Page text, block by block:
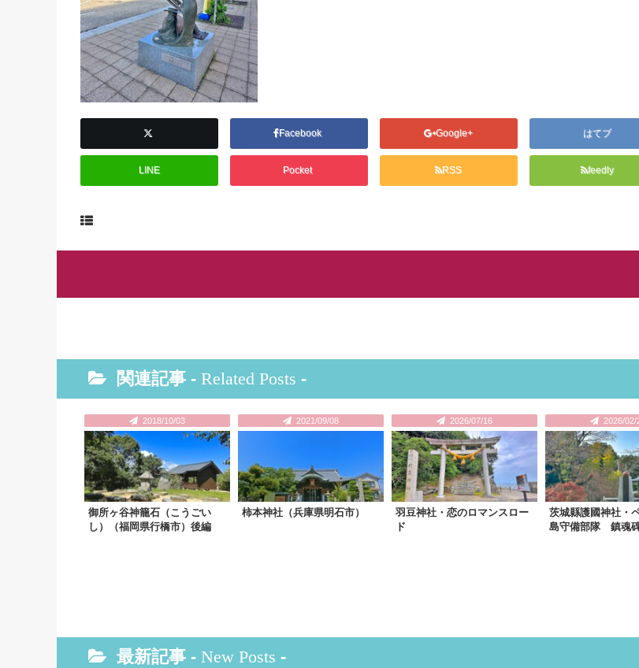
Facebook Google+ はてブ
LINE Pocket RSS feedly
関連記事 - Related Posts -
2018/10/03
御所ヶ谷神籠石（こうごい
し）（福岡県行橋市）後編
2021/09/08
柿本神社（兵庫県明石市）
2026/07/16
羽豆神社・恋のロマンスロー
ド
2026/02/
茨城縣護國神社・
島守備部隊 鎮魂
最新記事 - New Posts -